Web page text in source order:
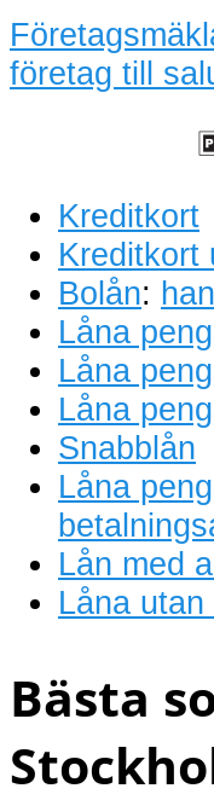
företag till
Kreditkort
Kreditkort
Bolån:
Låna
Låna
Låna
Snabblån
Låna
Lån med
Låna utan
Bästa